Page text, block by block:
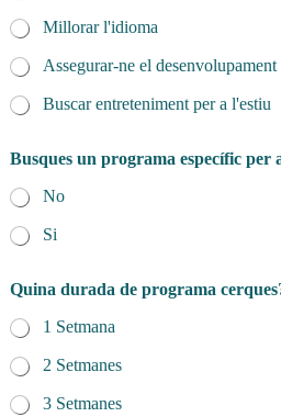
Millorar l'idioma
Assegurar-ne el desenvolupament
Buscar entreteniment per a l'estiu
Busques un programa específic per
No
Si
Quina durada de programa
1 Setmana
2 Setmanes
3 Setmanes